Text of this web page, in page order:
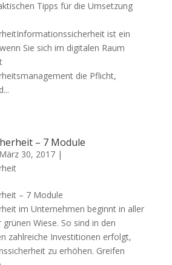
Tipps für die Umsetzung
ist ein
Sie sich im digita‎len Raum
die Pflicht,
– 7 Module
März 30, 2017|
– 7 Module
im Unternehmen beginnt in aller
Wiese. So sind in den
zahlreiche Investitionen erfolgt,
zu erhöhen. Greifen